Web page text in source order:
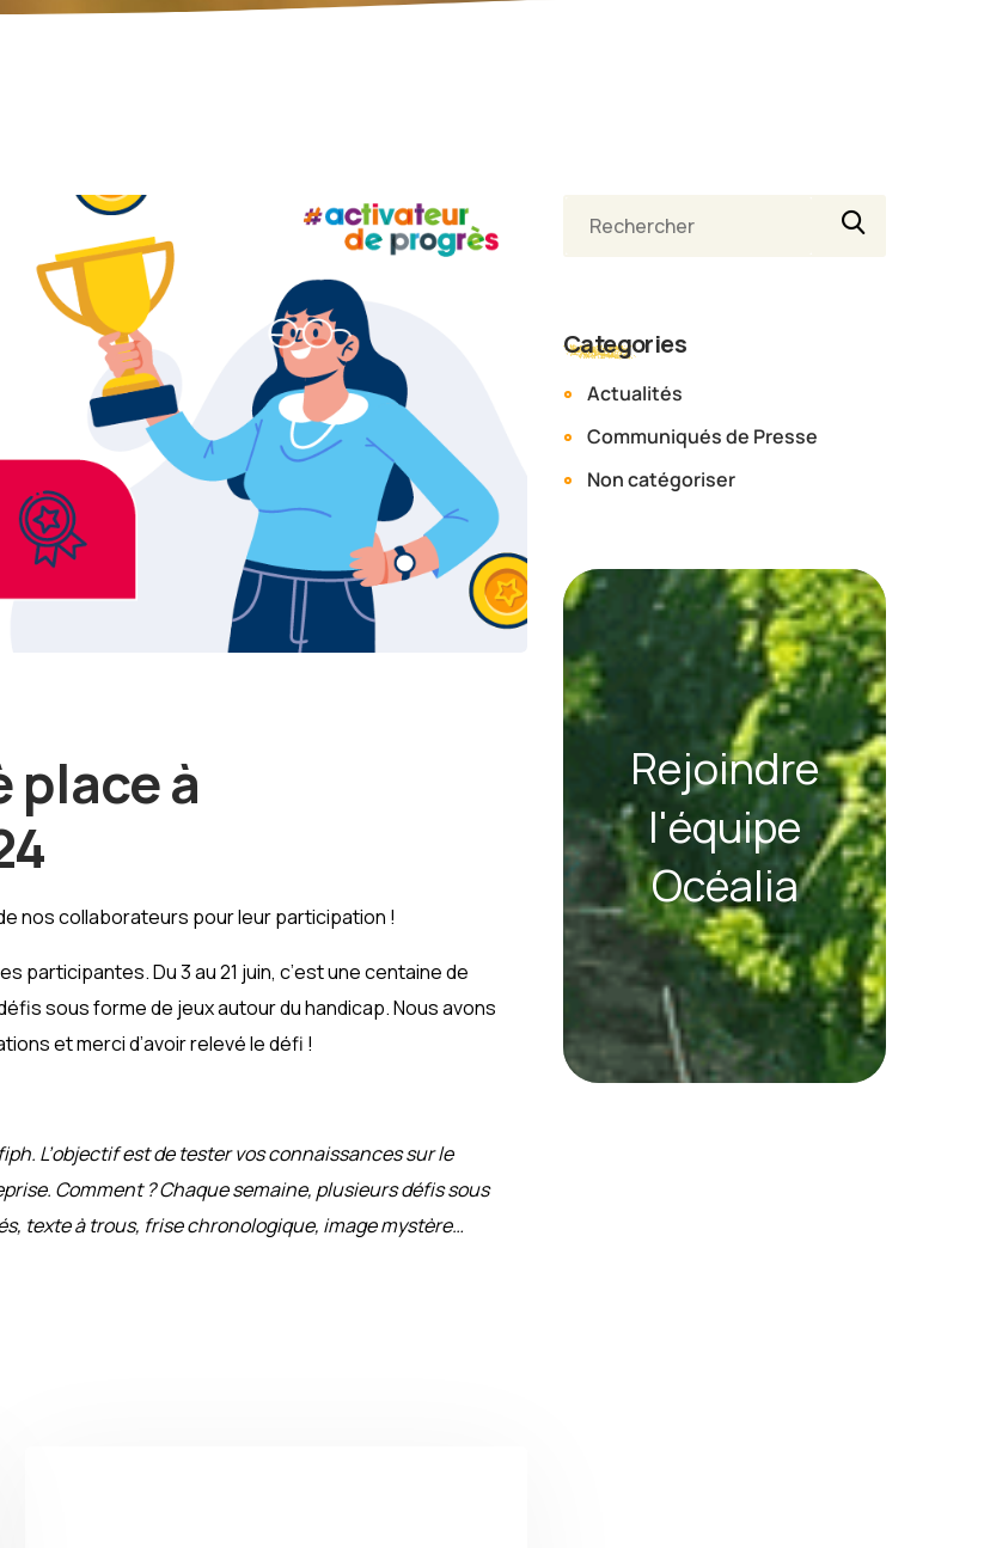
place à
nos collaborateurs pour leur participation !
Du 3 au 21 juin, c’est une centaine de
sous forme de jeux autour du handicap. Nous avons
et merci d’avoir relevé le défi !
L’objectif est de tester vos connaissances sur le
Comment ? Chaque semaine, plusieurs défis sous
texte à trous, frise chronologique, image mystère…
Categories
Actualités
Communiqués de Presse
Non catégoriser
Rejoindre
l'équipe
Océalia